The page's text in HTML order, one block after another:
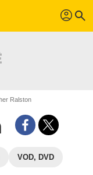
profil search
Ralston
VOD, DVD